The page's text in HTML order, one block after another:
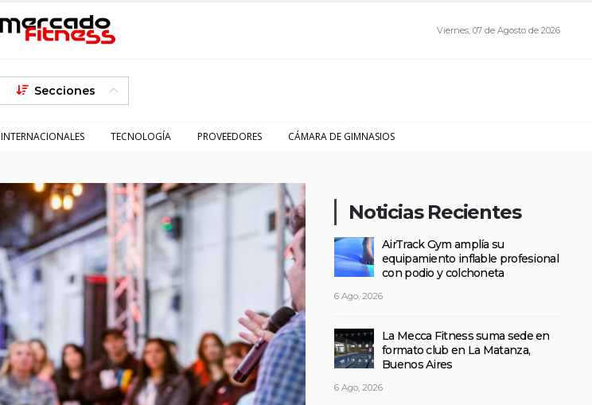
Viernes, 07 de Agosto de 2026
Secciones
INTERNACIONALES TECNOLOGÍA PROVEEDORES CÁMARA DE GIMNASIOS
Noticias Recientes
AirTrack Gym amplía su
equipamiento inflable profesional
con podio y colchoneta
6 Ago, 2026
La Mecca Fitness suma sede en
formato club en La Matanza,
Buenos Aires
6 Ago, 2026